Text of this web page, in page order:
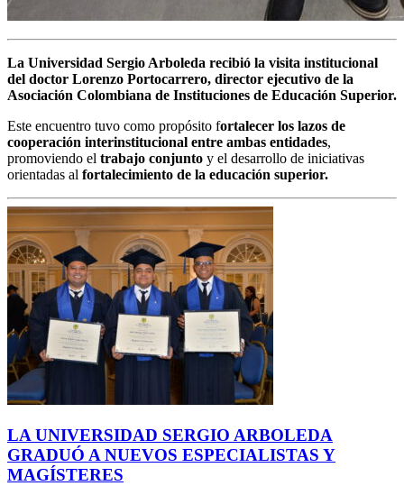
La Universidad Sergio Arboleda recibió la visita institucional
del doctor Lorenzo Portocarrero, director ejecutivo de la
Asociación Colombiana de Instituciones de Educación Superior.
Este encuentro tuvo como propósito fortalecer los lazos de
cooperación interinstitucional entre ambas entidades,
promoviendo el trabajo conjunto y el desarrollo de iniciativas
orientadas al fortalecimiento de la educación superior.
LA UNIVERSIDAD SERGIO ARBOLEDA
GRADUÓ A NUEVOS ESPECIALISTAS Y
MAGÍSTERES